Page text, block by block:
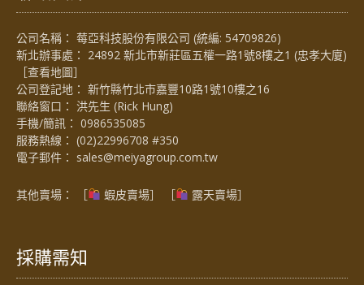
公司名稱： 莓亞科技股份有限公司 (統編: 54709826)
新北辦事處： 24892 新北市新莊區五權一路1號8樓之1 (忠孝大廈)
［查看地圖］
公司登記地： 新竹縣竹北市嘉豐10路1號10樓之16
聯絡窗口： 洪先生 (Rick Hung)
手機/簡訊： 0986535085
服務熱線： (02)22996708 #350
電子郵件： sales@meiyagroup.com.tw
其他賣場： ［ 蝦皮賣場］ ［ 露天賣場］
採購需知